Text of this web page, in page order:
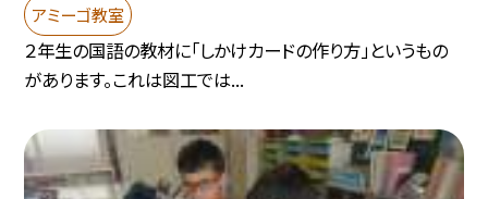
アミーゴ教室
２年生の国語の教材に「しかけカードの作り方」というもの
があります。これは図工では...